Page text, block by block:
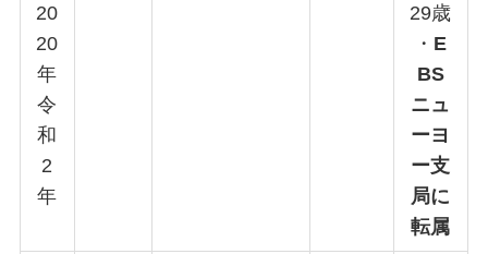
20
20
年
令
和
2
年
29歳
・ E
BS
ニュ
ーヨ
ー支
局に
転属